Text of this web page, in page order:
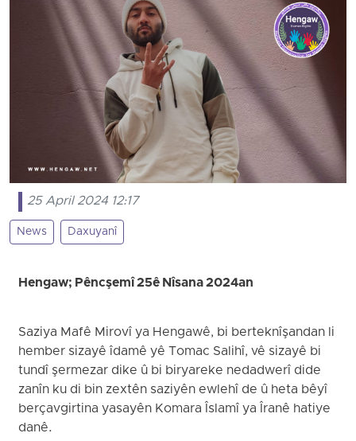
25 April 2024 12:17
News Daxuyanî
Hengaw; Pêncşemî 25ê Nîsana 2024an
Saziya Mafê Mirovî ya Hengawê, bi berteknîşandan li
hember sizayê îdamê yê Tomac Salihî, vê sizayê bi
tundî şermezar dike û bi biryareke nedadwerî dide
zanîn ku di bin zextên saziyên ewlehî de û heta bêyî
berçavgirtina yasayên Komara Îslamî ya Îranê hatiye
danê.